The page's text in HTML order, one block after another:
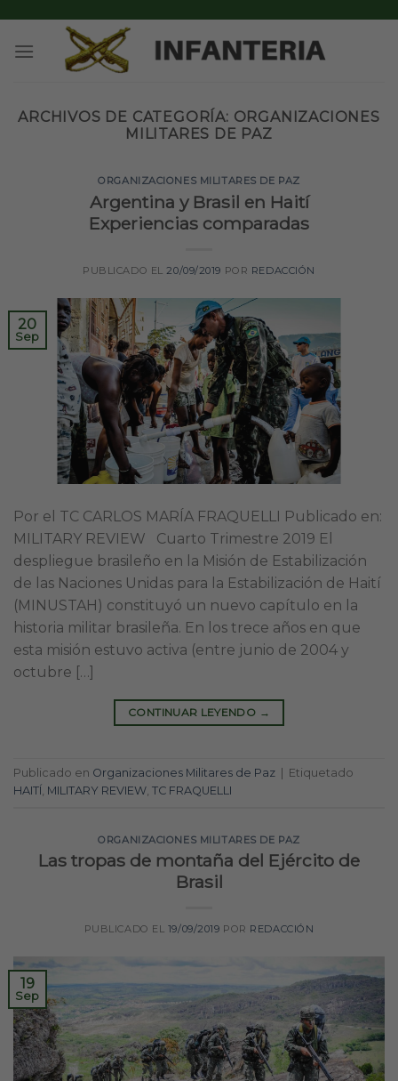
content
ARCHIVOS DE CATEGORÍA: ORGANIZACIONES
MILITARES DE PAZ
ORGANIZACIONES MILITARES DE PAZ
Argentina y Brasil en Haití
Experiencias comparadas
PUBLICADO EL 20/09/2019 POR REDACCIÓN
20
Sep
Por el TC CARLOS MARÍA FRAQUELLI Publicado en:
MILITARY REVIEW Cuarto Trimestre 2019 El
despliegue brasileño en la Misión de Estabilización
de las Naciones Unidas para la Estabilización de Haití
(MINUSTAH) constituyó un nuevo capítulo en la
historia militar brasileña. En los trece años en que
esta misión estuvo activa (entre junio de 2004 y
octubre […]
CONTINUAR LEYENDO →
Publicado en Organizaciones Militares de Paz
Etiquetado
HAITÍ MILITARY REVIEW TC FRAQUELLI
ORGANIZACIONES MILITARES DE PAZ
Las tropas de montaña del Ejército de
Brasil
PUBLICADO EL 19/09/2019 POR REDACCIÓN
19
Sep